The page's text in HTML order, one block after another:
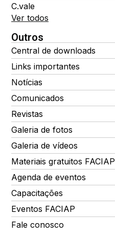
C.vale
Ver todos
Outros
Central de downloads
Links importantes
Notícias
Comunicados
Revistas
Galeria de fotos
Galeria de vídeos
Materiais gratuitos FACIAP
Agenda de eventos
Capacitações
Eventos FACIAP
Fale conosco